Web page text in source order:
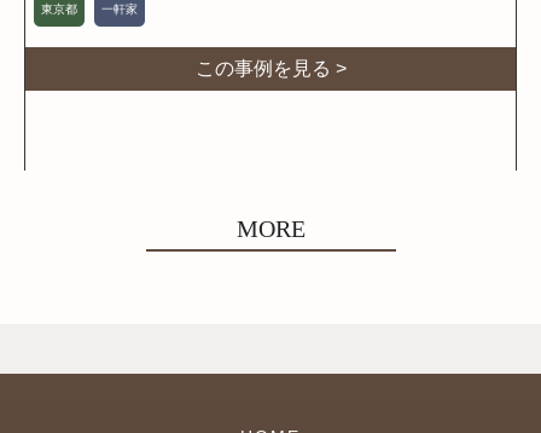
東京都 一軒家
この事例を見る >
MORE